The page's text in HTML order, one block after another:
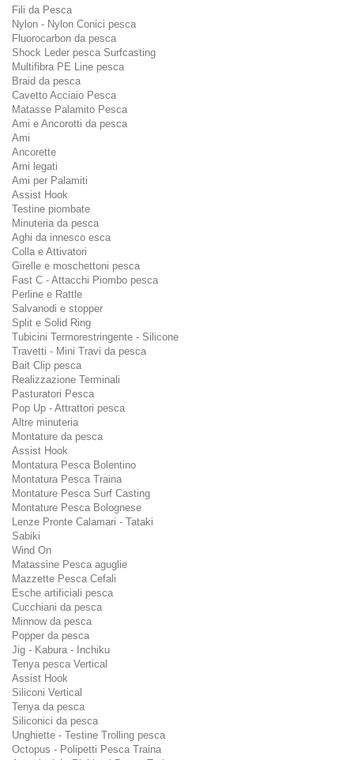
Fili da Pesca
Nylon - Nylon Conici pesca
Fluorocarbon da pesca
Shock Leder pesca Surfcasting
Multifibra PE Line pesca
Braid da pesca
Cavetto Acciaio Pesca
Matasse Palamito Pesca
Ami e Ancorotti da pesca
Ami
Ancorette
Ami legati
Ami per Palamiti
Assist Hook
Testine piombate
Minuteria da pesca
Aghi da innesco esca
Colla e Attivatori
Girelle e moschettoni pesca
Fast C - Attacchi Piombo pesca
Perline e Rattle
Salvanodi e stopper
Split e Solid Ring
Tubicini Termorestringente - Silicone
Travetti - Mini Travi da pesca
Bait Clip pesca
Realizzazione Terminali
Pasturatori Pesca
Pop Up - Attrattori pesca
Altre minuteria
Montature da pesca
Assist Hook
Montatura Pesca Bolentino
Montatura Pesca Traina
Montature Pesca Surf Casting
Montature Pesca Bolognese
Lenze Pronte Calamari - Tataki
Sabiki
Wind On
Matassine Pesca aguglie
Mazzette Pesca Cefali
Esche artificiali pesca
Cucchiani da pesca
Minnow da pesca
Popper da pesca
Jig - Kabura - Inchiku
Tenya pesca Vertical
Assist Hook
Siliconi Vertical
Tenya da pesca
Siliconici da pesca
Unghiette - Testine Trolling pesca
Octopus - Polipetti Pesca Traina